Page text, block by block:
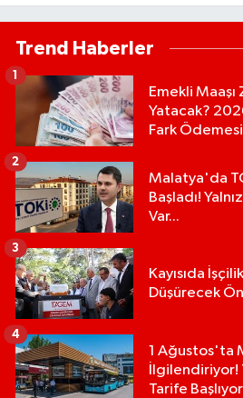
Otomobil
Trend Haberler
Emekli Maaşı
Yatacak?
Fark
1
Malatya'da
Başladı!
Var...
2
Kayısıda
Düşürecek
3
1 Ağustos'ta
İlgilendiriyor!
Tarife Başlıyor
4